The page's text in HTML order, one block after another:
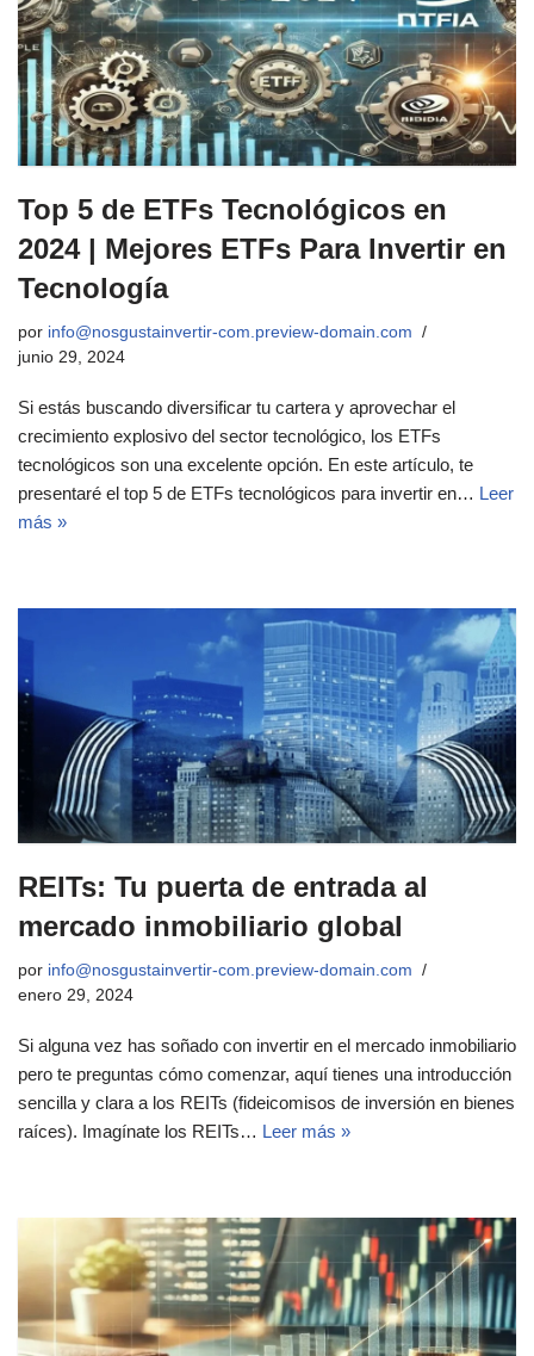
Top 5 de ETFs Tecnológicos en
2024 | Mejores ETFs Para Invertir en
Tecnología
por info@nosgustainvertir-com.preview-domain.com
junio 29, 2024
Si estás buscando diversificar tu cartera y aprovechar el
crecimiento explosivo del sector tecnológico, los ETFs
tecnológicos son una excelente opción. En este artículo, te
presentaré el top 5 de ETFs tecnológicos para invertir en… Leer
más »
REITs: Tu puerta de entrada al
mercado inmobiliario global
por info@nosgustainvertir-com.preview-domain.com
enero 29, 2024
Si alguna vez has soñado con invertir en el mercado inmobiliario
pero te preguntas cómo comenzar, aquí tienes una introducción
sencilla y clara a los REITs (fideicomisos de inversión en bienes
raíces). Imagínate los REITs… Leer más »